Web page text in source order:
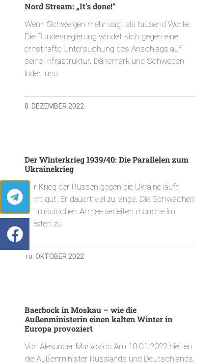
Nord Stream: „It’s done!“
Wenn Schweigen mehr sagt als tausend Worte.
Die Bundesregierung windet sich gegen eine
ernsthafte Untersuchung des Anschlags auf
seine Infrastruktur. Dänemark und Schweden
laden uns
8. DEZEMBER 2022
Der Winterkrieg 1939/40: Die Parallelen zum
Ukrainekrieg
Der Krieg der Russen gegen die Ukraine läuft
nicht gut. Er dauert viel zu lange. Die Schwächen
der russischen Armee verleiten manche im
Westen zu
10. OKTOBER 2022
Baerbock in Moskau – wie die
Außenministerin einen kalten Winter in
Europa provoziert
Von Alexander Markovics Am 18.01.2022 hielten
die Außenminister Russlands und Deutschlands,